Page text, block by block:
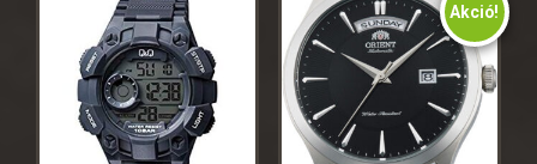
Akció!